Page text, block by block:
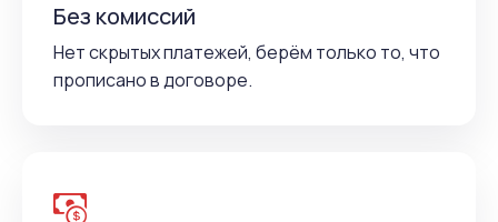
Без комиссий
Нет скрытых платежей, берём только то, что
прописано в договоре.